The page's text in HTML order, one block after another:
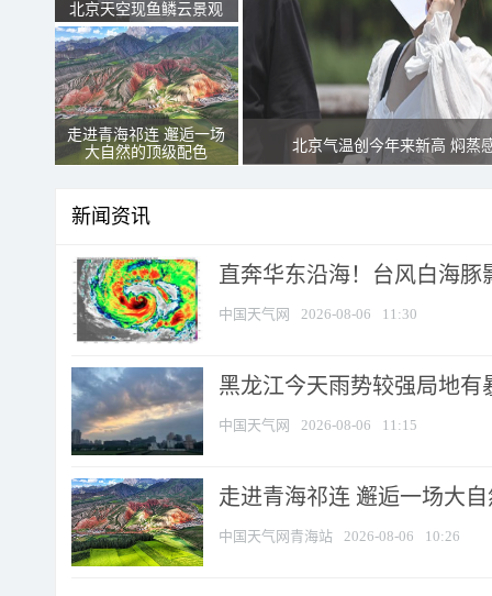
北京天空现鱼鳞云景观
走进青海祁连 邂逅一场
大自然的顶级配色
北京气温创今年来新高 焖蒸
新闻资讯
直奔华东沿海！台风白海豚
中国天气网 2026-08-06 11:30
黑龙江今天雨势较强局地有
中国天气网 2026-08-06 11:15
走进青海祁连 邂逅一场大
中国天气网青海站 2026-08-06 10:26